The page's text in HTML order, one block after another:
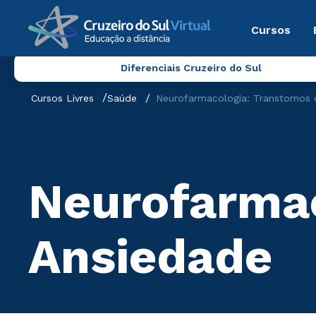
Cursos
Diferenciais Cruzeiro do Sul
Cursos Livres Saúde Neurofarmacologia: Transtornos
Ansiedade